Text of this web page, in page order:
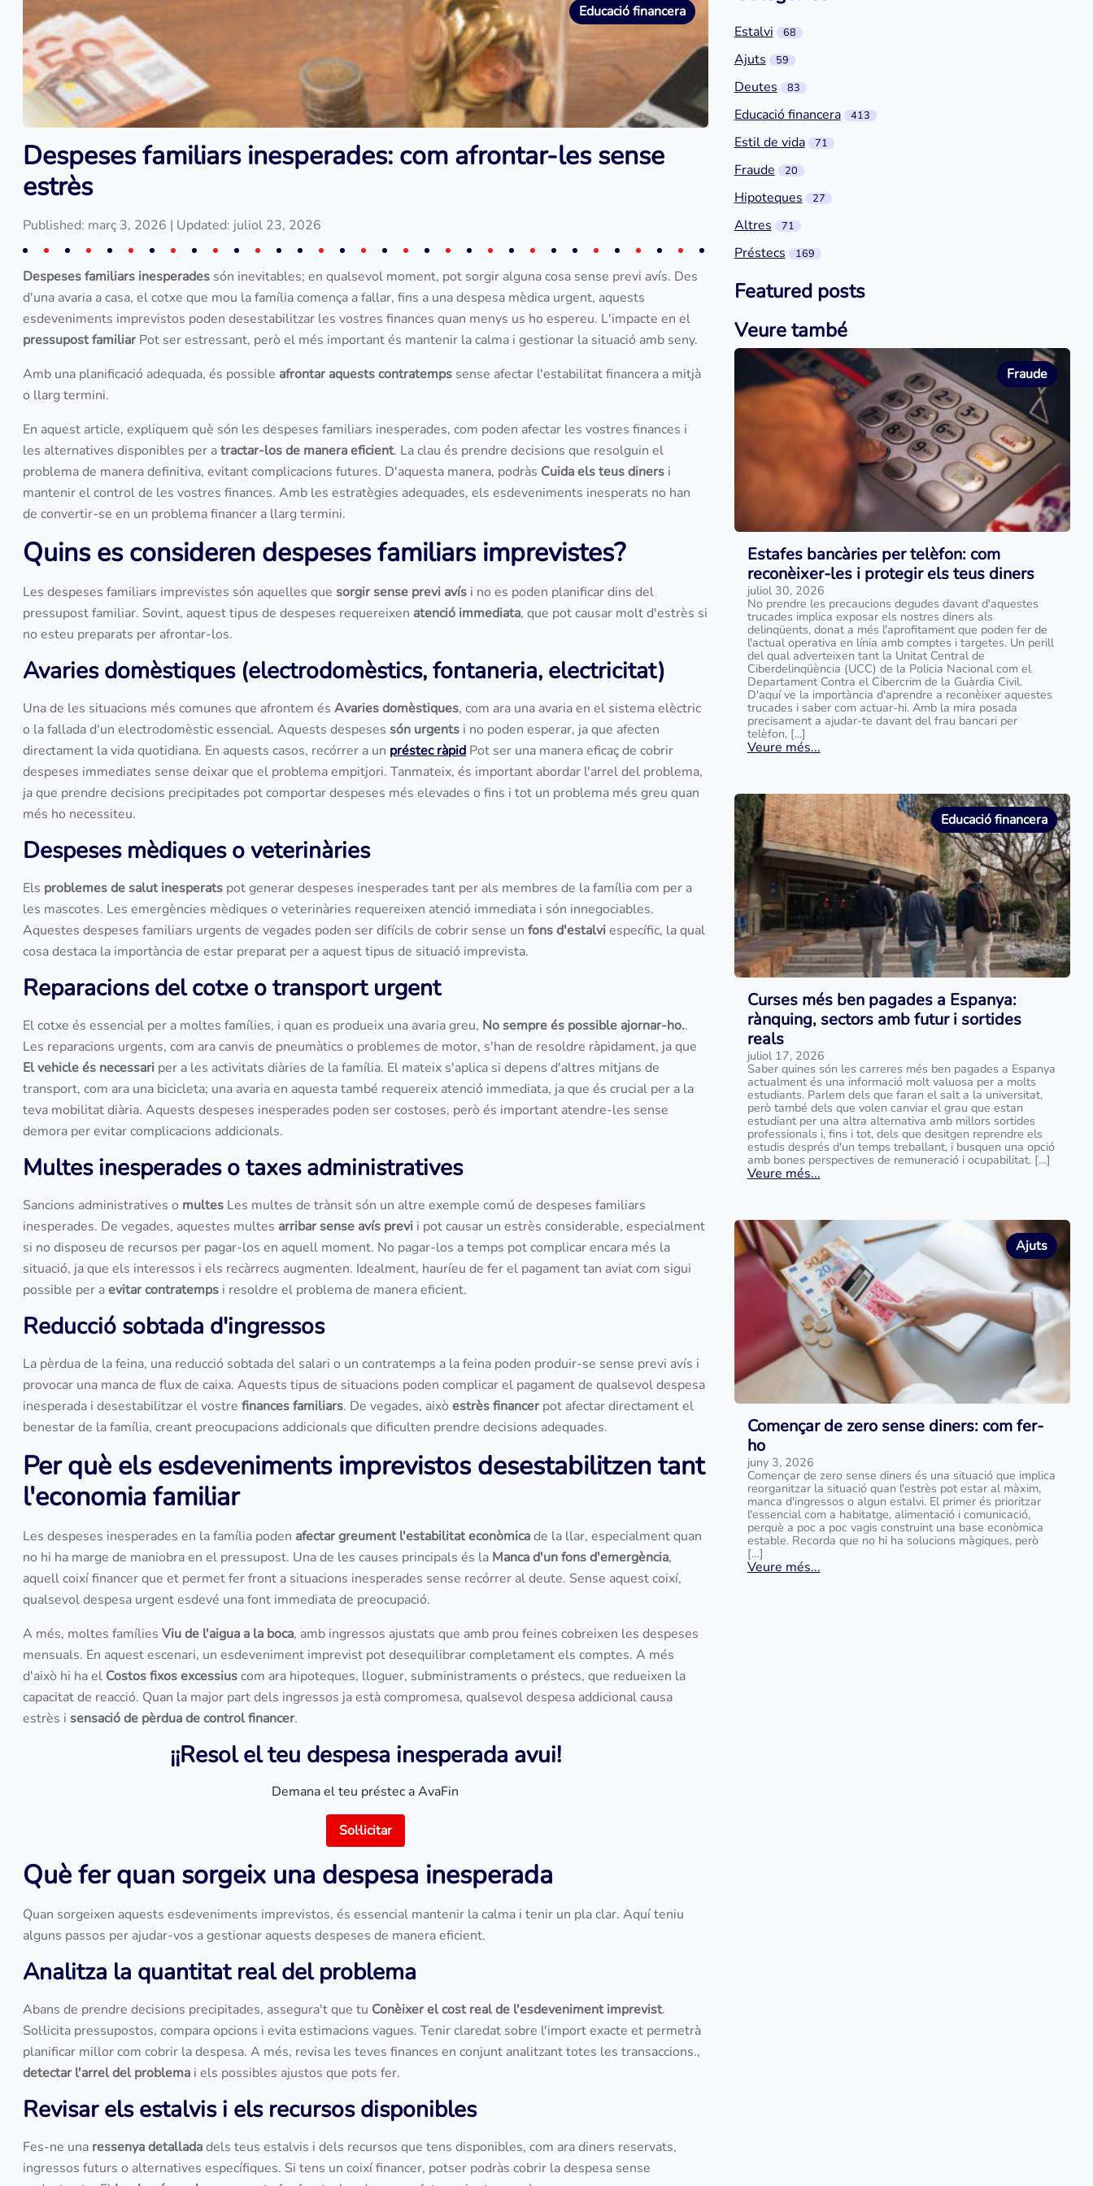
Educació financera
Despeses familiars inesperades: com afrontar-les sense
estrès
Published: març 3, 2026 | Updated: juliol 23, 2026
Despeses familiars inesperades són inevitables; en qualsevol moment, pot sorgir alguna cosa sense previ avís. Des
d'una avaria a casa, el cotxe que mou la família comença a fallar, fins a una despesa mèdica urgent, aquests
esdeveniments imprevistos poden desestabilitzar les vostres finances quan menys us ho espereu. L'impacte en el
pressupost familiarPot ser estressant, però el més important és mantenir la calma i gestionar la situació amb seny.
Amb una planificació adequada, és possible afrontar aquests contratemps sense afectar l'estabilitat financera a mitjà
o llarg termini.
En aquest article, expliquem què són les despeses familiars inesperades, com poden afectar les vostres finances i
les alternatives disponibles per atractar-los de manera eficient. La clau és prendre decisions que resolguin el
problema de manera definitiva, evitant complicacions futures. D'aquesta manera, podràs Cuida els teus diners i
mantenir el control de les vostres finances. Amb les estratègies adequades, els esdeveniments inesperats no han
de convertir-se en un problema financer a llarg termini.
Quins es consideren despeses familiars imprevistes?
Les despeses familiars imprevistes són aquelles que sorgir sense previ avís i no es poden planificar dins del
pressupost familiar. Sovint, aquest tipus de despeses requereixen atenció immediata, que pot causar molt d'estrès si
no esteu preparats per afrontar-los.
Avaries domèstiques (electrodomèstics, fontaneria, electricitat)
Una de les situacions més comunes que afrontem és Avaries domèstiques, com ara una avaria en el sistema elèctric
o la fallada d'un electrodomèstic essencial. Aquests despeses són urgents i no poden esperar, ja que afecten
directament la vida quotidiana. En aquests casos, recórrer a un préstec ràpid Pot ser una manera eficaç de cobrir
despeses immediates sense deixar que el problema empitjori. Tanmateix, és important abordar l'arrel del problema,
ja que prendre decisions precipitades pot comportar despeses més elevades o fins i tot un problema més greu quan
més ho necessiteu.
Despeses mèdiques o veterinàries
Els problemes de salut inesperats pot generar despeses inesperades tant per als membres de la família com per a
les mascotes. Les emergències mèdiques o veterinàries requereixen atenció immediata i són innegociables.
Aquestes despeses familiars urgents de vegades poden ser difícils de cobrir sense un fons d'estalviespecífic, la qual
cosa destaca la importància de estar preparat per a aquest tipus de situació imprevista.
Reparacions del cotxe o transport urgent
El cotxe és essencial per a moltes famílies, i quan es produeix una avaria greu, No sempre és possible ajornar-ho..
Les reparacions urgents, com ara canvis de pneumàtics o problemes de motor, s'han de resoldre ràpidament, ja que
El vehicle és necessari per a les activitats diàries de la família. El mateix s'aplica si depens d'altres mitjans de
transport, com ara una bicicleta; una avaria en aquesta també requereix atenció immediata, ja que és crucial per a la
teva mobilitat diària. Aquests despeses inesperades poden ser costoses, però és important atendre-les sense
demora per evitar complicacions addicionals.
Multes inesperades o taxes administratives
Sancions administratives o multes Les multes de trànsit són un altre exemple comú de despeses familiars
inesperades. De vegades, aquestes multes arribar sense avís previ i pot causar un estrès considerable, especialment
si no disposeu de recursos per pagar-los en aquell moment. No pagar-los a temps pot complicar encara més la
situació, ja que els interessos i els recàrrecs augmenten. Idealment, hauríeu de fer el pagament tan aviat com sigui
possible per aevitar contratemps i resoldre el problema de manera eficient.
Reducció sobtada d'ingressos
La pèrdua de la feina, una reducció sobtada del salari o un contratemps a la feina poden produir-se sense previ avís i
provocar una manca de flux de caixa. Aquests tipus de situacions poden complicar el pagament de qualsevol despesa
inesperada i desestabilitzar el vostre finances familiars. De vegades, això estrès financerpot afectar directament el
benestar de la família, creant preocupacions addicionals que dificulten prendre decisions adequades.
Per què els esdeveniments imprevistos desestabilitzen tant
l'economia familiar
Les despeses inesperades en la família poden afectar greument l'estabilitat econòmicade la llar, especialment quan
no hi ha marge de maniobra en el pressupost. Una de les causes principals és la Manca d'un fons d'emergència,
aquell coixí financer que et permet fer front a situacions inesperades sense recórrer al deute. Sense aquest coixí,
qualsevol despesa urgent esdevé una font immediata de preocupació.
A més, moltes famílies Viu de l'aigua a la boca, amb ingressos ajustats que amb prou feines cobreixen les despeses
mensuals. En aquest escenari, un esdeveniment imprevist pot desequilibrar completament els comptes. A més
d'això hi ha el Costos fixos excessiuscom ara hipoteques, lloguer, subministraments o préstecs, que redueixen la
capacitat de reacció. Quan la major part dels ingressos ja està compromesa, qualsevol despesa addicional causa
estrès i sensació de pèrdua de control financer.
¡¡Resol el teu despesa inesperada avui!
Demana el teu préstec a AvaFin
Sol·licitar
Què fer quan sorgeix una despesa inesperada
Quan sorgeixen aquests esdeveniments imprevistos, és essencial mantenir la calma i tenir un pla clar. Aquí teniu
alguns passos per ajudar-vos a gestionar aquests despeses de manera eficient.
Analitza la quantitat real del problema
Abans de prendre decisions precipitades, assegura't que tu Conèixer el cost real de l'esdeveniment imprevist.
Sol·licita pressupostos, compara opcions i evita estimacions vagues. Tenir claredat sobre l'import exacte et permetrà
planificar millor com cobrir la despesa. A més, revisa les teves finances en conjunt analitzant totes les transaccions.,
detectar l'arrel del problema i els possibles ajustos que pots fer.
Revisar els estalvis i els recursos disponibles
Fes-ne una ressenya detalladadels teus estalvis i dels recursos que tens disponibles, com ara diners reservats,
ingressos futurs o alternatives específiques. Si tens un coixí financer, potser podràs cobrir la despesa sense
Estalvi 68
Ajuts 59
Deutes 83
Educació financera 413
Estil de vida 71
Fraude 20
Hipoteques 27
Altres 71
Préstecs 169
Featured posts
Veure també
Fraude
Estafes bancàries per telèfon: com
reconèixer-les i protegir els teus diners
juliol 30, 2026
No prendre les precaucions degudes davant d'aquestes
trucades implica exposar els nostres diners als
delinqüents, donat a més l'aprofitament que poden fer de
l'actual operativa en línia amb comptes i targetes. Un perill
del qual adverteixen tant la Unitat Central de
Ciberdelinqüència (UCC) de la Policia Nacional com el
Departament Contra el Cibercrim de la Guàrdia Civil.
D'aquí ve la importància d'aprendre a reconèixer aquestes
trucades i saber com actuar-hi. Amb la mira posada
precisament a ajudar-te davant del frau bancari per
telèfon, [...]
Veure més...
Educació financera
Curses més ben pagades a Espanya:
rànquing, sectors amb futur i sortides
reals
juliol 17, 2026
Saber quines són les carreres més ben pagades a Espanya
actualment és una informació molt valuosa per a molts
estudiants. Parlem dels que faran el salt a la universitat,
però també dels que volen canviar el grau que estan
estudiant per una altra alternativa amb millors sortides
professionals i, fins i tot, dels que desitgen reprendre els
estudis després d'un temps treballant, i busquen una opció
amb bones perspectives de remuneració i ocupabilitat. […]
Veure més...
Ajuts
Començar de zero sense diners: com fer-
ho
juny 3, 2026
Començar de zero sense diners és una situació que implica
reorganitzar la situació quan l'estrès pot estar al màxim,
manca d'ingressos o algun estalvi. El primer és prioritzar
l'essencial com a habitatge, alimentació i comunicació,
perquè a poc a poc vagis construint una base econòmica
estable. Recorda que no hi ha solucions màgiques, però
[…]
Veure més...